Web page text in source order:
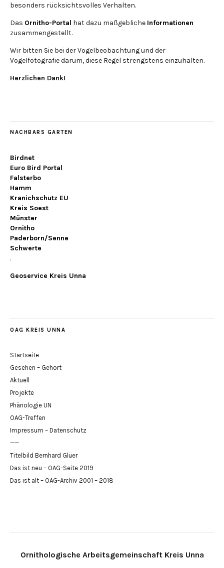
besonders rücksichtsvolles Verhalten.
Das Ornitho-Portal hat dazu maßgebliche Informationen
zusammengestellt.
Wir bitten Sie bei der Vogelbeobachtung und der
Vogelfotografie darum, diese Regel strengstens einzuhalten.
Herzlichen Dank!
NACHBARS GARTEN
Birdnet
Euro Bird Portal
Falsterbo
Hamm
Kranichschutz EU
Kreis Soest
Münster
Ornitho
Paderborn/Senne
Schwerte
.
Geoservice Kreis Unna
OAG KREIS UNNA
Startseite
Gesehen – Gehört
Aktuell
Projekte
Phänologie UN
OAG-Treffen
Impressum – Datenschutz
——
Titelbild Bernhard Glüer
Das ist neu – OAG-Seite 2019
Das ist alt – OAG-Archiv 2001 – 2018
Ornithologische Arbeitsgemeinschaft Kreis Unna